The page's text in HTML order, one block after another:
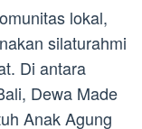
lokal,
silaturahmi
Di antara
Dewa Made
Anak Agung